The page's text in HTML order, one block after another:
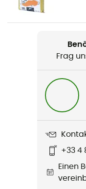
Produkt
Vario
Zusatzinformation
Wasserdichtigkeit
Origine Européenne
Frag
+33 4
Einen